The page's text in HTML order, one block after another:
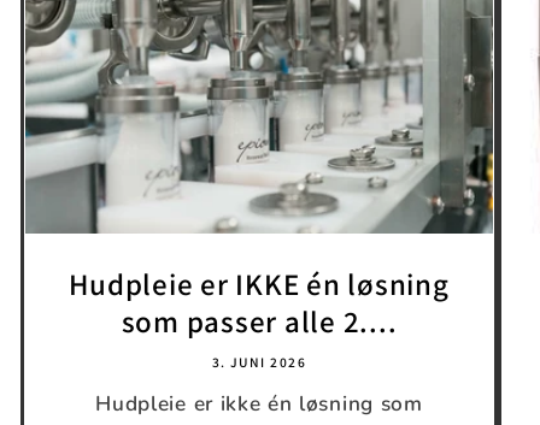
Hudpleie er IKKE én løsning
som passer alle 2....
3. JUNI 2026
Hudpleie er ikke én løsning som